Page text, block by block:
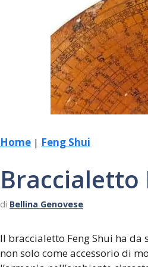
Home | Feng Shui
Braccialetto
di Bellina Genovese
Il braccialetto Feng Shui ha
non solo come accessorio di